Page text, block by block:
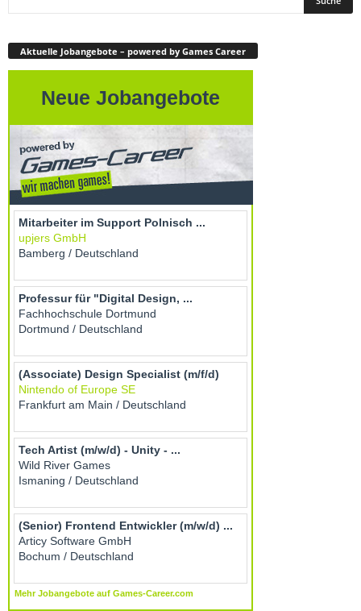
Aktuelle Jobangebote – powered by Games Career